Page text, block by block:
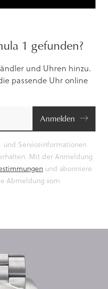
1 gefunden?
und Uhren hinzu.
passende Uhr online
Anmelden
Serviceinformationen
Mit der Anmeldung
und abonniere
Abmeldung vom